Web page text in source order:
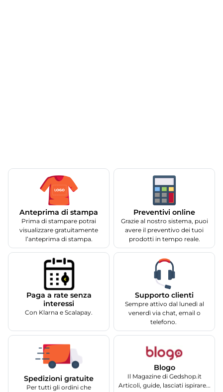
Anteprima di stampa
Prima di stampare potrai
visualizzare gratuitamente
l’anteprima di stampa.
Preventivi online
Grazie al nostro sistema, puoi
avere il preventivo dei tuoi
prodotti in tempo reale.
Paga a rate senza
interessi
Con Klarna e Scalapay.
Supporto clienti
Sempre attivo dal lunedì al
venerdì via chat, email o
telefono.
Spedizioni gratuite
Per tutti gli ordini che
Blogo
Il Magazine di Gedshop.it
Articoli, guide, lasciati ispirare...